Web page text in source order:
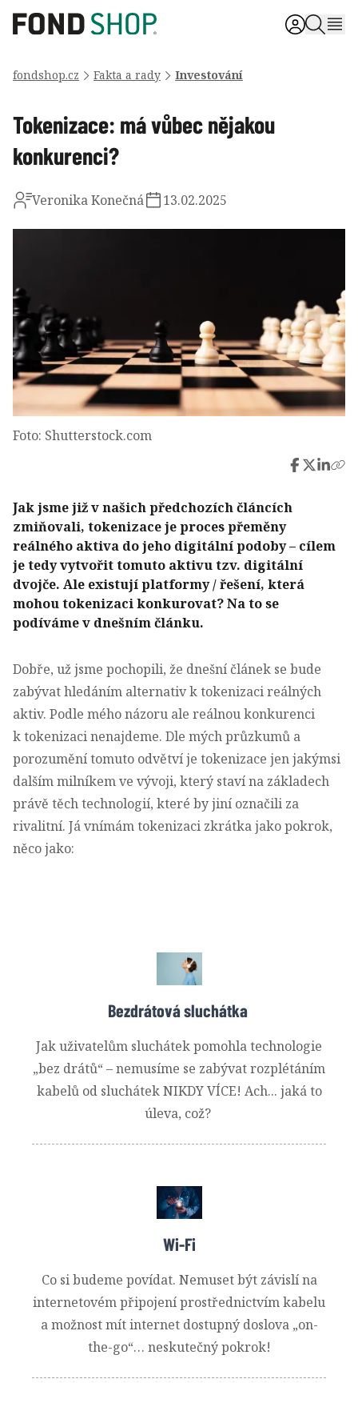
fondshop.cz Fakta a rady Investování
Tokenizace: má vůbec nějakou
konkurenci?
Veronika Konečná 13.02.2025
Foto: Shutterstock.com
Jak jsme již v našich předchozích článcích
zmiňovali, tokenizace je proces přeměny
reálného aktiva do jeho digitální podoby – cílem
je tedy vytvořit tomuto aktivu tzv. digitální
dvojče. Ale existují platformy / řešení, která
mohou tokenizaci konkurovat? Na to se
podíváme v dnešním článku.
Dobře, už jsme pochopili, že dnešní článek se bude
zabývat hledáním alternativ k tokenizaci reálných
aktiv. Podle mého názoru ale reálnou konkurenci
k tokenizaci nenajdeme. Dle mých průzkumů a
porozumění tomuto odvětví je tokenizace jen jakýmsi
dalším milníkem ve vývoji, který staví na základech
právě těch technologií, které by jiní označili za
rivalitní. Já vnímám tokenizaci zkrátka jako pokrok,
něco jako:
Bezdrátová sluchátka
Jak uživatelům sluchátek pomohla technologie
„bez drátů“ – nemusíme se zabývat rozplétáním
kabelů od sluchátek NIKDY VÍCE! Ach... jaká to
úleva, což?
Wi-Fi
Co si budeme povídat. Nemuset být závislí na
internetovém připojení prostřednictvím kabelu
a možnost mít internet dostupný doslova „on-
the-go“… neskutečný pokrok!